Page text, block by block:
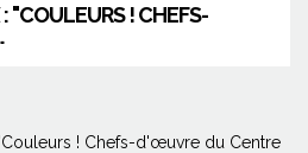
"COULEURS ! CHEFS-
! Chefs-d'œuvre du Centre